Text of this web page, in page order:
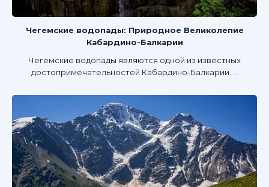
Чегемские водопады: Природное Великолепие
Кабардино-Балкарии
Чегемские водопады являются одной из известных
достопримечательностей Кабардино-Балкарии. ...